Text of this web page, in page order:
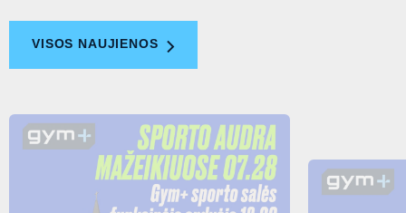
VISOS NAUJIENOS